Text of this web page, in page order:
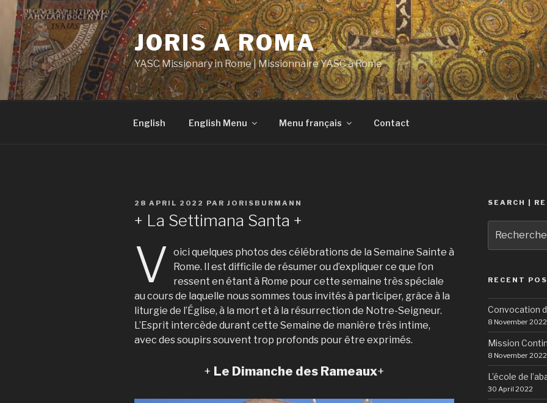
Aller
contenu
principal
JORIS A ROMA
YASC Missionary in Rome | Missionnaire YASC à Rome
English English Menu Menu français Contact
PUBLIÉ
28 APRIL 2022 PAR JORISBURMANN
+ La Settimana Santa +
V
oici quelques photos des célébrations de la Semaine Sainte à
Rome. Il est difficile de résumer ou d’expliquer ce que l’on
ressent en étant à Rome pour cette semaine très spéciale
au cours de laquelle nous sommes tous invités à participer, grâce à la
liturgie de l’Église, à la mort et à la résurrection de Notre-Seigneur.
L’Esprit intercède durant cette Semaine de manière très intime,
avec des soupirs souvent trop profonds pour être exprimés.
+ Le Dimanche des Rameaux+
SEARCH |
pour
:
RECENT
Convocation
8 November 2022
Mission
8 November 2022
L’école de
30 April 2022